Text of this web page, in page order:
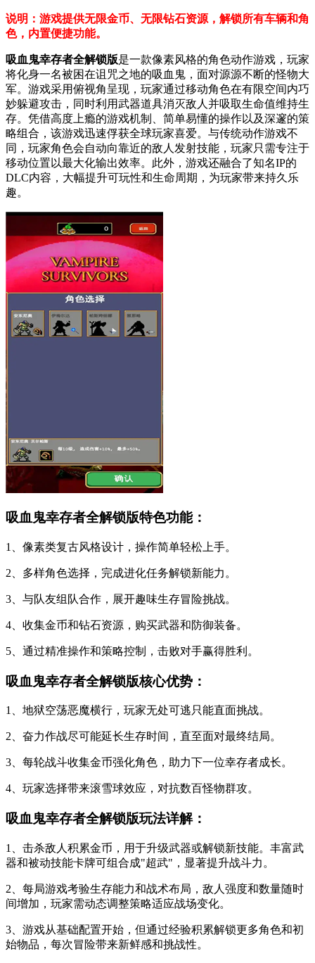
说明：游戏提供无限金币、无限钻石资源，解锁所有车辆和角
色，内置便捷功能。
吸血鬼幸存者全解锁版是一款像素风格的角色动作游戏，玩家
将化身一名被困在诅咒之地的吸血鬼，面对源源不断的怪物大
军。游戏采用俯视角呈现，玩家通过移动角色在有限空间内巧
妙躲避攻击，同时利用武器道具消灭敌人并吸取生命值维持生
存。凭借高度上瘾的游戏机制、简单易懂的操作以及深邃的策
略组合，该游戏迅速俘获全球玩家喜爱。与传统动作游戏不
同，玩家角色会自动向靠近的敌人发射技能，玩家只需专注于
移动位置以最大化输出效率。此外，游戏还融合了知名IP的
DLC内容，大幅提升可玩性和生命周期，为玩家带来持久乐
趣。
吸血鬼幸存者全解锁版特色功能：
1、像素类复古风格设计，操作简单轻松上手。
2、多样角色选择，完成进化任务解锁新能力。
3、与队友组队合作，展开趣味生存冒险挑战。
4、收集金币和钻石资源，购买武器和防御装备。
5、通过精准操作和策略控制，击败对手赢得胜利。
吸血鬼幸存者全解锁版核心优势：
1、地狱空荡恶魔横行，玩家无处可逃只能直面挑战。
2、奋力作战尽可能延长生存时间，直至面对最终结局。
3、每轮战斗收集金币强化角色，助力下一位幸存者成长。
4、玩家选择带来滚雪球效应，对抗数百怪物群攻。
吸血鬼幸存者全解锁版玩法详解：
1、击杀敌人积累金币，用于升级武器或解锁新技能。丰富武
器和被动技能卡牌可组合成"超武"，显著提升战斗力。
2、每局游戏考验生存能力和战术布局，敌人强度和数量随时
间增加，玩家需动态调整策略适应战场变化。
3、游戏从基础配置开始，但通过经验积累解锁更多角色和初
始物品，每次冒险带来新鲜感和挑战性。